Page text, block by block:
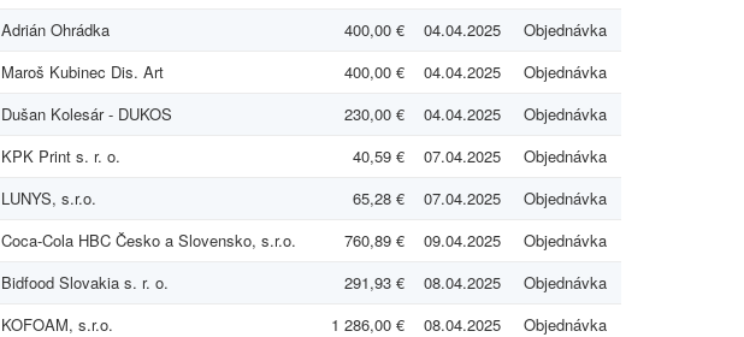
Adrián Ohrádka 400,00 € 04.04.2025
Objednávka
Maroš Kubinec Dis. Art 400,00 € 04.04.2025
Objednávka
Dušan Kolesár - DUKOS 230,00 € 04.04.2025
Objednávka
KPK Print s. r. o. 40,59 € 07.04.2025
Objednávka
LUNYS, s.r.o. 65,28 € 07.04.2025
Objednávka
Coca-Cola HBC Česko a Slovensko, s.r.o. 760,89 € 09.04.2025
Objednávka
Bidfood Slovakia s. r. o. 291,93 € 08.04.2025
Objednávka
KOFOAM, s.r.o. 1 286,00 € 08.04.2025 Objednávka